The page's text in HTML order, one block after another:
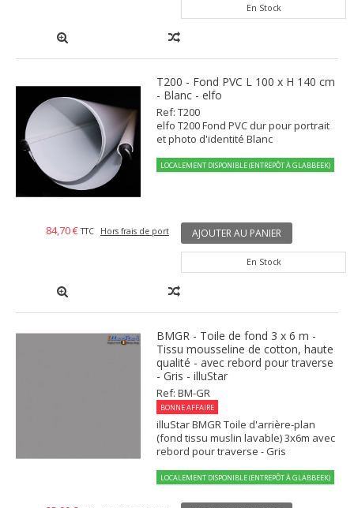
En Stock
T200 - Fond PVC L 100 x H 140 cm
- Blanc - elfo
Ref: T200
elfo T200 Fond PVC dur pour portrait
et photo d'identité Blanc
LOCALEMENT DISPONIBLE (ENTREPÔT À GLABBEEK)
84,70 € TTC Hors frais de port AJOUTER AU PANIER
En Stock
BMGR - Toile de fond 3 x 6 m -
Tissu mousseline de cotton, haute
qualité - avec rebord pour traverse
- Gris - illuStar
Ref: BM-GR
BONNE AFFAIRE
illuStar BMGR Toile d'arrière-plan
(fond tissu muslin lavable) 3x6m avec
rebord pour traverse - Gris
LOCALEMENT DISPONIBLE (ENTREPÔT À GLABBEEK)